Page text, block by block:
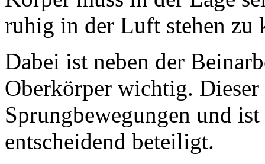
ruhig in der Luft stehen zu
Dabei ist neben der
Oberkörper wichtig.
Sprungbewegungen und
entscheidend beteiligt.